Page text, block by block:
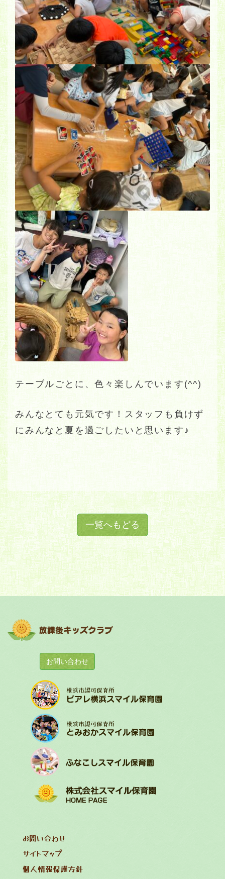
テーブルごとに、色々楽しんでいます(^^)
みんなとても元気です！スタッフも負けず
にみんなと夏を過ごしたいと思います♪
一覧へもどる
お問い合わせ
お問い合わせ
サイトマップ
個人情報保護方針